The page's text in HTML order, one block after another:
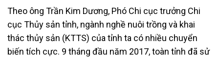
Theo ông Trần Kim Dương, Phó Chi cục trưởng Chi
cục Thủy sản tỉnh, ngành nghề nuôi trồng và khai
thác thủy sản (KTTS) của tỉnh ta có nhiều chuyển
biến tích cực. 9 tháng đầu năm 2017, toàn tỉnh đã sử